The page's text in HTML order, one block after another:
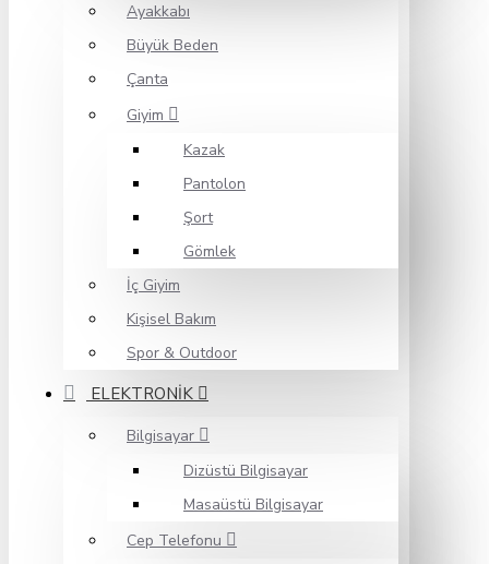
Ayakkabı
Büyük Beden
Çanta
Giyim
Kazak
Pantolon
Şort
Gömlek
İç Giyim
Kişisel Bakım
Spor & Outdoor
ELEKTRONİK
Bilgisayar
Dizüstü Bilgisayar
Masaüstü Bilgisayar
Cep Telefonu